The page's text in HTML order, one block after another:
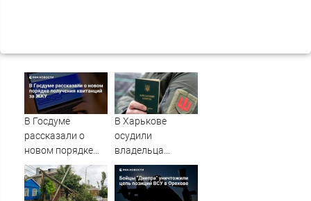
В Госдуме
рассказали о
новом порядке
получения
квитанций за
ЖКУ
В Харькове
осудили
владельца
канала о засадах
ТЦК